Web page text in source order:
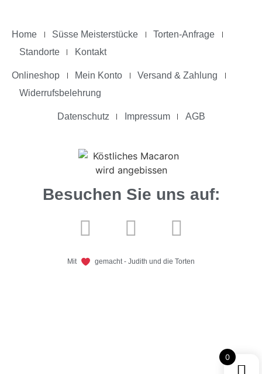
Home Süsse Meisterstücke
Torten-Anfrage
Standorte
Kontakt
Onlineshop Mein Konto
Versand & Zahlung
Widerrufsbelehrung
Datenschutz Impressum AGB
Besuchen Sie uns auf:
Mit gemacht - Judith und die Torten
0